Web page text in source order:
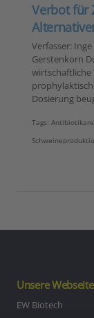
Verbot für
Verfasser:
Gerstenkorn
wirtschaftliche
Dosierung
Tags:
Unsere
EW Biotech